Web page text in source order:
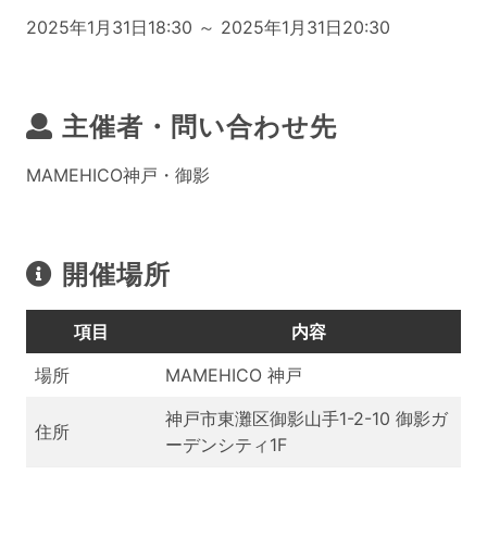
2025年1月31日18:30 ～ 2025年1月31日20:30
主催者・問い合わせ先
MAMEHICO神戸・御影
開催場所
項目
内容
場所
MAMEHICO 神戸
住所
神戸市東灘区御影山手1-2-10 御影ガ
ーデンシティ1F